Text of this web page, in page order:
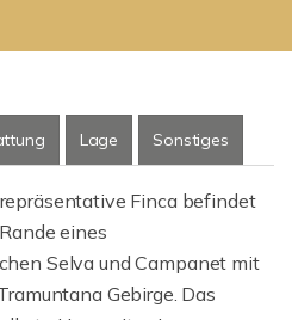
Lage Sonstiges
Finca befindet
eines
Selva und Campanet mit
Gebirge. Das